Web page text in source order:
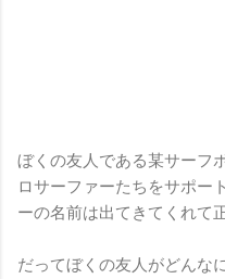
ぼくの友人である某サーフ
ロサーファーたちをサポー
ーの名前は出てきてくれて
だってぼくの友人がどんな